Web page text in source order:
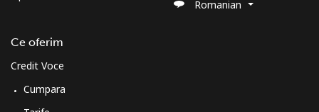
Ce oferim
Credit Voce
Cumpara
Romanian